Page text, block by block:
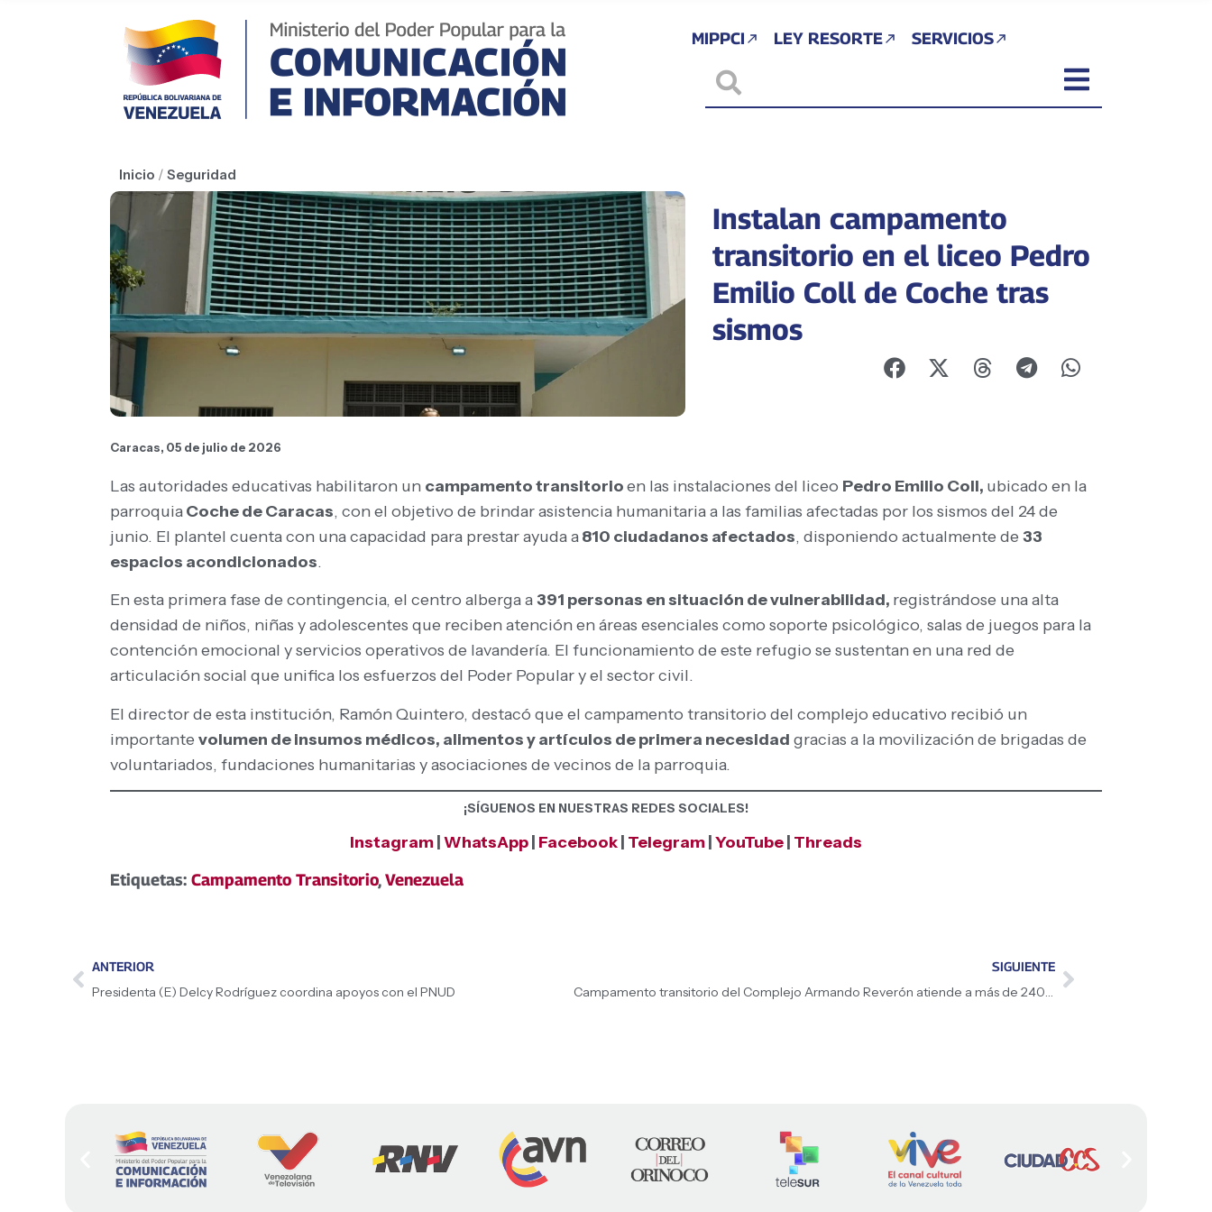
MIPPCI LEY RESORTE SERVICIOS
Inicio / Seguridad
Instalan campamento
transitorio en el liceo Pedro
Emilio Coll de Coche tras
sismos
Caracas, 05 de julio de 2026
Las autoridades educativas habilitaron un campamento transitorioen las instalaciones del liceo Pedro Emilio Coll, ubicado en la
parroquiaCoche de Caracas, con el objetivo de brindar asistencia humanitaria a las familias afectadas por los sismos del 24 de
junio. El plantel cuenta con una capacidad para prestar ayuda a810 ciudadanos afectados, disponiendo actualmente de 33
espacios acondicionados.
En esta primera fase de contingencia, el centro alberga a391 personas en situación de vulnerabilidad, registrándose una alta
densidad de niños, niñas y adolescentes que reciben atención en áreas esenciales como soporte psicológico, salas de juegos para la
contención emocional y servicios operativos de lavandería. El funcionamiento de este refugio se sustentan en una red de
articulación social que unifica los esfuerzos del Poder Popular y el sector civil.
El director de esta institución, Ramón Quintero, destacó que el campamento transitorio del complejo educativo recibió un
importante volumen de insumos médicos, alimentos y artículos de primera necesidad gracias a la movilización de brigadas de
voluntariados, fundaciones humanitarias y asociaciones de vecinos de la parroquia.
¡SÍGUENOS EN NUESTRAS REDES SOCIALES!
Instagram WhatsApp Facebook Telegram YouTube Threads
Etiquetas: Campamento Transitorio,Venezuela
ANTERIOR
Presidenta (E) Delcy Rodríguez coordina apoyos con el PNUD
SIGUIENTE
Campamento transitorio del Complejo Armando Reverón atiende a más de 240 afectados